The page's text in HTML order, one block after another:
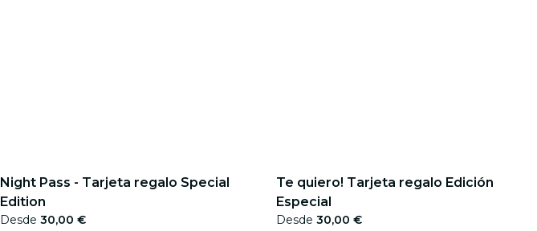
Night Pass - Tarjeta regalo Special
Edition
Desde 30,00 €
Te quiero! Tarjeta regalo Edición
Especial
Desde 30,00 €